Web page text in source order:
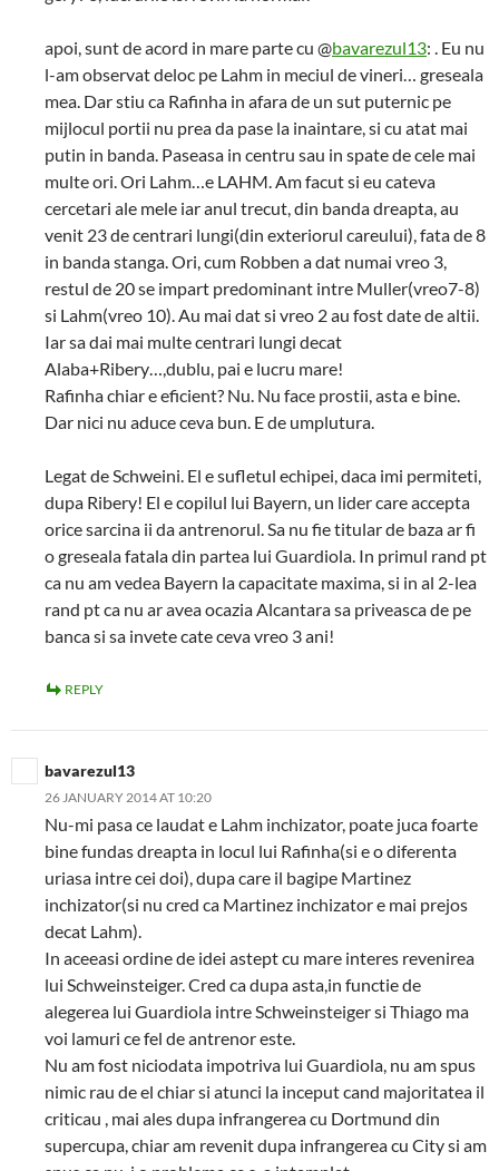
apoi, sunt de acord in mare parte cu @bavarezul13: . Eu nu
l-am observat deloc pe Lahm in meciul de vineri… greseala
mea. Dar stiu ca Rafinha in afara de un sut puternic pe
mijlocul portii nu prea da pase la inaintare, si cu atat mai
putin in banda. Paseasa in centru sau in spate de cele mai
multe ori. Ori Lahm…e LAHM. Am facut si eu cateva
cercetari ale mele iar anul trecut, din banda dreapta, au
venit 23 de centrari lungi(din exteriorul careului), fata de 8
in banda stanga. Ori, cum Robben a dat numai vreo 3,
restul de 20 se impart predominant intre Muller(vreo7-8)
si Lahm(vreo 10). Au mai dat si vreo 2 au fost date de altii.
Iar sa dai mai multe centrari lungi decat
Alaba+Ribery…,dublu, pai e lucru mare!
Rafinha chiar e eficient? Nu. Nu face prostii, asta e bine.
Dar nici nu aduce ceva bun. E de umplutura.
Legat de Schweini. El e sufletul echipei, daca imi permiteti,
dupa Ribery! El e copilul lui Bayern, un lider care accepta
orice sarcina ii da antrenorul. Sa nu fie titular de baza ar fi
o greseala fatala din partea lui Guardiola. In primul rand pt
ca nu am vedea Bayern la capacitate maxima, si in al 2-lea
rand pt ca nu ar avea ocazia Alcantara sa priveasca de pe
banca si sa invete cate ceva vreo 3 ani!
REPLY
bavarezul13
26 JANUARY 2014 AT 10:20
Nu-mi pasa ce laudat e Lahm inchizator, poate juca foarte
bine fundas dreapta in locul lui Rafinha(si e o diferenta
uriasa intre cei doi), dupa care il bagipe Martinez
inchizator(si nu cred ca Martinez inchizator e mai prejos
decat Lahm).
In aceeasi ordine de idei astept cu mare interes revenirea
lui Schweinsteiger. Cred ca dupa asta,in functie de
alegerea lui Guardiola intre Schweinsteiger si Thiago ma
voi lamuri ce fel de antrenor este.
Nu am fost niciodata impotriva lui Guardiola, nu am spus
nimic rau de el chiar si atunci la inceput cand majoritatea il
criticau , mai ales dupa infrangerea cu Dortmund din
supercupa, chiar am revenit dupa infrangerea cu City si am